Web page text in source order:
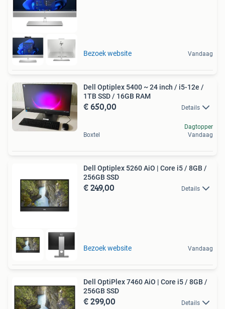
Bezoek website Vandaag
Dell Optiplex 5400 ~ 24 inch / i5-12e /
1TB SSD / 16GB RAM
€ 650,00 Details
Boxtel
Dagtopper
Vandaag
Dell Optiplex 5260 AiO | Core i5 / 8GB /
256GB SSD
€ 249,00 Details
Bezoek website Vandaag
Dell OptiPlex 7460 AiO | Core i5 / 8GB /
256GB SSD
€ 299,00 Details